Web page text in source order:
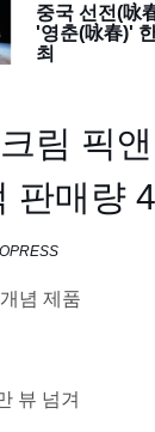
중국 선전(咏
'영춘(咏春)'
최
림 픽
판매량
념 제품
뷰 넘겨